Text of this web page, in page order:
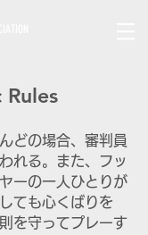
Rules
どの場合、審判員
れる。また、フッ
ーの一人ひとりが
ても心くばりを
を守ってプレーす